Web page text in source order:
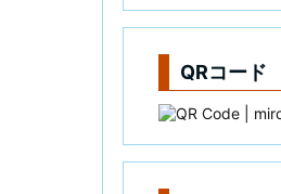
QRコード